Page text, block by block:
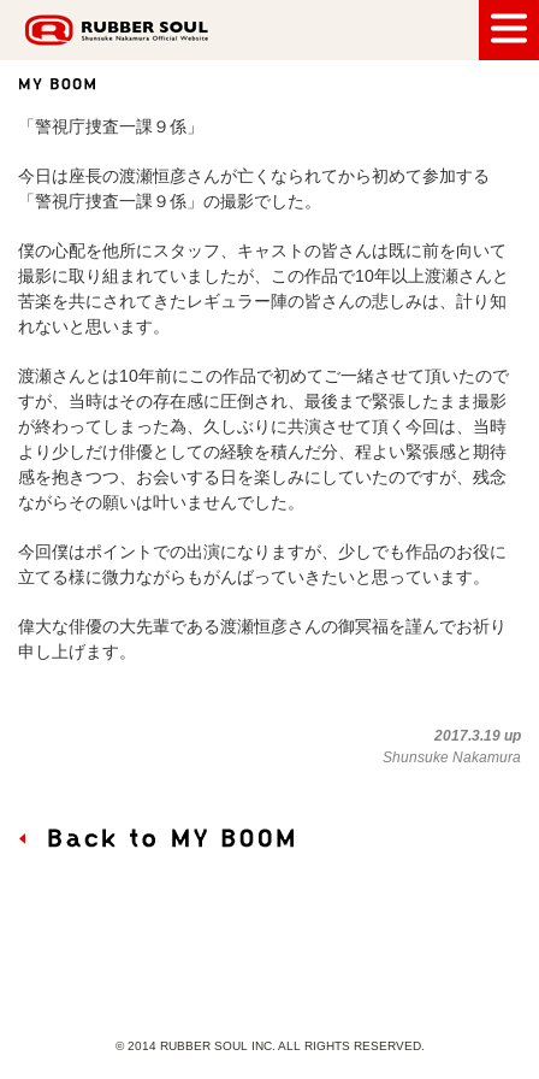
「警視庁捜査一課９係」
今日は座長の渡瀬恒彦さんが亡くなられてから初めて参加する
「警視庁捜査一課９係」の撮影でした。
僕の心配を他所にスタッフ、キャストの皆さんは既に前を向いて
撮影に取り組まれていましたが、この作品で10年以上渡瀬さんと
苦楽を共にされてきたレギュラー陣の皆さんの悲しみは、計り知
れないと思います。
渡瀬さんとは10年前にこの作品で初めてご一緒させて頂いたので
すが、当時はその存在感に圧倒され、最後まで緊張したまま撮影
が終わってしまった為、久しぶりに共演させて頂く今回は、当時
より少しだけ俳優としての経験を積んだ分、程よい緊張感と期待
感を抱きつつ、お会いする日を楽しみにしていたのですが、残念
ながらその願いは叶いませんでした。
今回僕はポイントでの出演になりますが、少しでも作品のお役に
立てる様に微力ながらもがんばっていきたいと思っています。
偉大な俳優の大先輩である渡瀬恒彦さんの御冥福を謹んでお祈り
申し上げます。
2017.3.19 up
Shunsuke Nakamura
© 2014 RUBBER SOUL INC. ALL RIGHTS RESERVED.